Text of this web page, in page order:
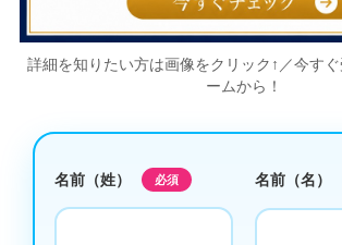
詳細を知りたい方は画像をクリック↑／今す
ームから！
名前（姓） 必須 名前（名）